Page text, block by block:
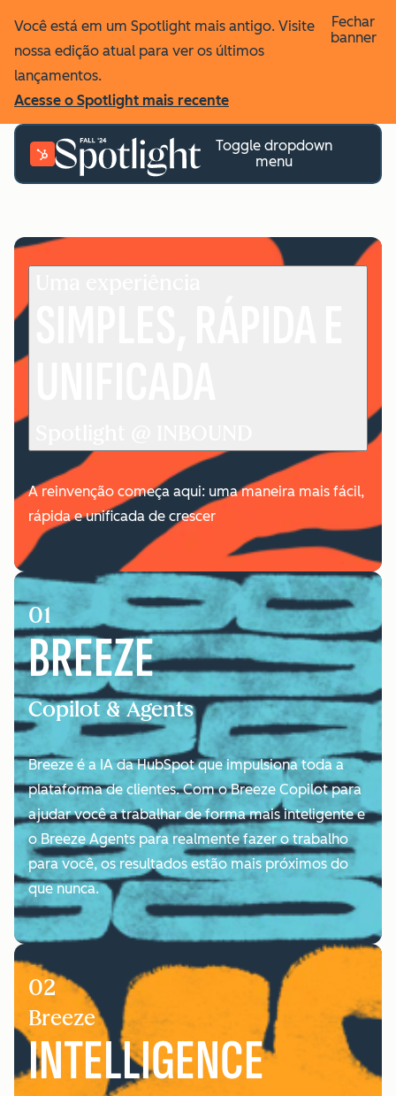
Você está em um Spotlight mais antigo. Visite
nossa edição atual para ver os últimos
lançamentos.
Acesse o Spotlight mais recente
Fechar
banner
Toggle dropdown
menu
A reinvenção começa aqui: uma maneira mais fácil,
rápida e unificada de crescer
01
BREEZE
Copilot & Agents
Breeze é a IA da HubSpot que impulsiona toda a
plataforma de clientes. Com o Breeze Copilot para
ajudar você a trabalhar de forma mais inteligente e
o Breeze Agents para realmente fazer o trabalho
para você, os resultados estão mais próximos do
que nunca.
Breeze
02
INTELLIGENCE